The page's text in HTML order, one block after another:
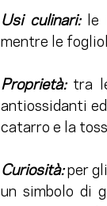
Usi culinari:
le
mentre le
Proprietà: tra
antiossidanti
catarro e la
Curiosità: per
un simbolo di